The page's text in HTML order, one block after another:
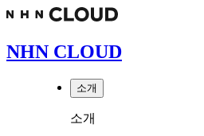
NHN CLOUD
소개
소개